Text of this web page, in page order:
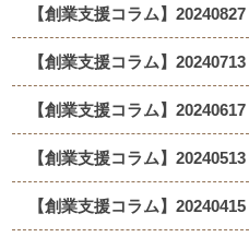
【創業支援コラム】
【創業支援コラム】
【創業支援コラム】
【創業支援コラム】
【創業支援コラム】